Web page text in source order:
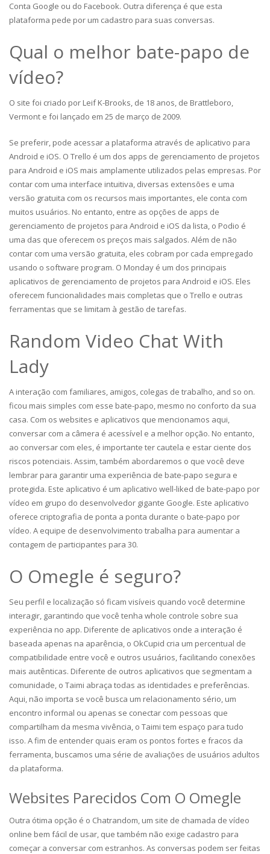
Conta Google ou do Facebook. Outra diferença é que esta
plataforma pede por um cadastro para suas conversas.
Qual o melhor bate-papo de
vídeo?
O site foi criado por Leif K-Brooks, de 18 anos, de Brattleboro,
Vermont e foi lançado em 25 de março de 2009.
Se preferir, pode acessar a plataforma através de aplicativo para
Android e iOS. O Trello é um dos apps de gerenciamento de projetos
para Android e iOS mais amplamente utilizados pelas empresas. Por
contar com uma interface intuitiva, diversas extensões e uma
versão gratuita com os recursos mais importantes, ele conta com
muitos usuários. No entanto, entre as opções de apps de
gerenciamento de projetos para Android e iOS da lista, o Podio é
uma das que oferecem os preços mais salgados. Além de não
contar com uma versão gratuita, eles cobram por cada empregado
usando o software program. O Monday é um dos principais
aplicativos de gerenciamento de projetos para Android e iOS. Eles
oferecem funcionalidades mais completas que o Trello e outras
ferramentas que se limitam à gestão de tarefas.
Random Video Chat With
Lady
A interação com familiares, amigos, colegas de trabalho, and so on.
ficou mais simples com esse bate-papo, mesmo no conforto da sua
casa. Com os websites e aplicativos que mencionamos aqui,
conversar com a câmera é acessível e a melhor opção. No entanto,
ao conversar com eles, é importante ter cautela e estar ciente dos
riscos potenciais. Assim, também abordaremos o que você deve
lembrar para garantir uma experiência de bate-papo segura e
protegida. Este aplicativo é um aplicativo well-liked de bate-papo por
vídeo em grupo do desenvolvedor gigante Google. Este aplicativo
oferece criptografia de ponta a ponta durante o bate-papo por
vídeo. A equipe de desenvolvimento trabalha para aumentar a
contagem de participantes para 30.
O Omegle é seguro?
Seu perfil e localização só ficam visíveis quando você determine
interagir, garantindo que você tenha whole controle sobre sua
experiência no app. Diferente de aplicativos onde a interação é
baseada apenas na aparência, o OkCupid cria um percentual de
compatibilidade entre você e outros usuários, facilitando conexões
mais autênticas. Diferente de outros aplicativos que segmentam a
comunidade, o Taimi abraça todas as identidades e preferências.
Aqui, não importa se você busca um relacionamento sério, um
encontro informal ou apenas se conectar com pessoas que
compartilham da mesma vivência, o Taimi tem espaço para tudo
isso. A fim de entender quais eram os pontos fortes e fracos da
ferramenta, buscamos uma série de avaliações de usuários adultos
da plataforma.
Websites Parecidos Com O Omegle
Outra ótima opção é o Chatrandom, um site de chamada de vídeo
online bem fácil de usar, que também não exige cadastro para
começar a conversar com estranhos. As conversas podem ser feitas